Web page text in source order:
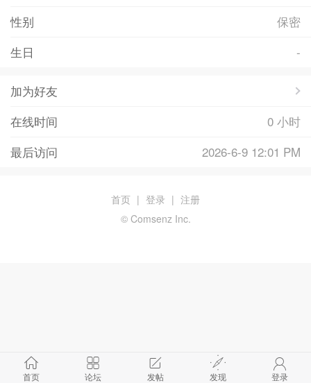
性别
保密
生日
-
加为好友
在线时间
0 小时
最后访问
2026-6-9 12:01 PM
首页 论坛 发帖 发现 登录
首页 | 登录 | 注册
© Comsenz Inc.